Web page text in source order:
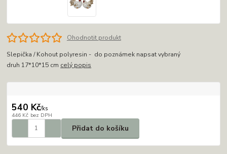
Ohodnotit produkt
Slepička / Kohout polyresin - do poznámek napsat vybraný
druh 17*10*15 cm celý popis
540 Kč/ks
446 Kč bez DPH
Přidat do košíku